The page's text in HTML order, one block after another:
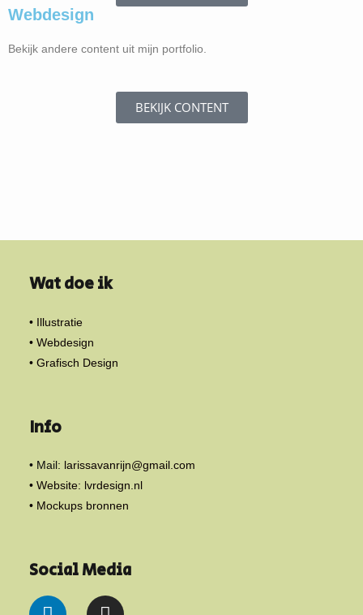
Webdesign
Bekijk andere content uit mijn portfolio.
BEKIJK CONTENT
Wat doe ik
• Illustratie
• Webdesign
• Grafisch Design
Info
• Mail: larissavanrijn@gmail.com
• Website: lvrdesign.nl
• Mockups bronnen
Social Media